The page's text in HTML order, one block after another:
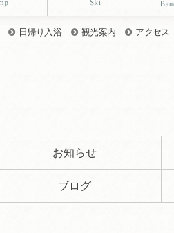
日帰り入浴 観光案内 アクセス
お知らせ
ブログ